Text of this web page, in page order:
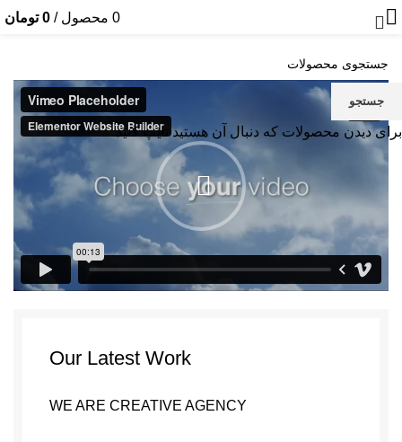
0 محصول /
0 تومان Leo uteu ullamcorper
LEO UTEU ULLAMCORPER
Our Latest Work
WE ARE CREATIVE AGENCY
جستجو
برای دیدن محصولات که دنبال آن هستید تایپ کنید.